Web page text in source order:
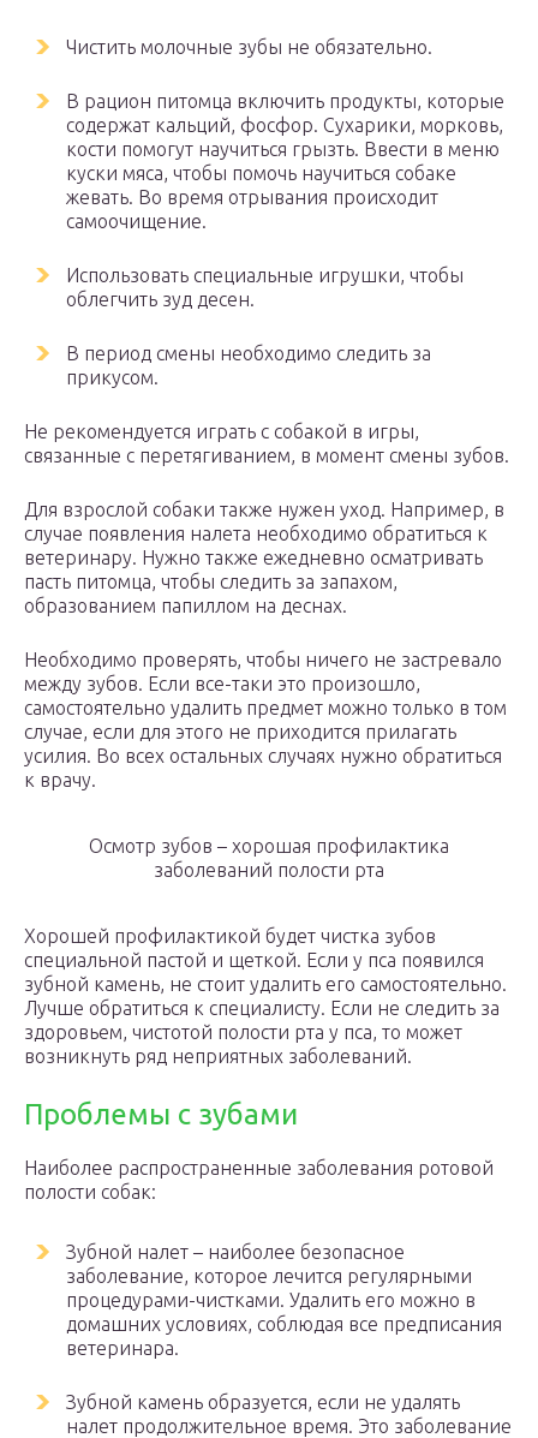
Чистить молочные зубы не обязательно.
В рацион питомца включить продукты, которые
содержат кальций, фосфор. Сухарики, морковь,
кости помогут научиться грызть. Ввести в меню
куски мяса, чтобы помочь научиться собаке
жевать. Во время отрывания происходит
самоочищение.
Использовать специальные игрушки, чтобы
облегчить зуд десен.
В период смены необходимо следить за
прикусом.
Не рекомендуется играть с собакой в игры,
связанные с перетягиванием, в момент смены зубов.
Для взрослой собаки также нужен уход. Например, в
случае появления налета необходимо обратиться к
ветеринару. Нужно также ежедневно осматривать
пасть питомца, чтобы следить за запахом,
образованием папиллом на деснах.
Необходимо проверять, чтобы ничего не застревало
между зубов. Если все-таки это произошло,
самостоятельно удалить предмет можно только в том
случае, если для этого не приходится прилагать
усилия. Во всех остальных случаях нужно обратиться
к врачу.
Осмотр зубов – хорошая профилактика
заболеваний полости рта
Хорошей профилактикой будет чистка зубов
специальной пастой и щеткой. Если у пса появился
зубной камень, не стоит удалить его самостоятельно.
Лучше обратиться к специалисту. Если не следить за
здоровьем, чистотой полости рта у пса, то может
возникнуть ряд неприятных заболеваний.
Проблемы с зубами
Наиболее распространенные заболевания ротовой
полости собак:
Зубной налет – наиболее безопасное
заболевание, которое лечится регулярными
процедурами-чистками. Удалить его можно в
домашних условиях, соблюдая все предписания
ветеринара.
Зубной камень образуется, если не удалять
налет продолжительное время. Это заболевание